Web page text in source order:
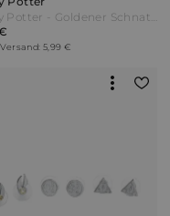
Harry Potter - Goldener Schnatz - Ohrstecker-Set - silberfarben
Versand: 5,99 €